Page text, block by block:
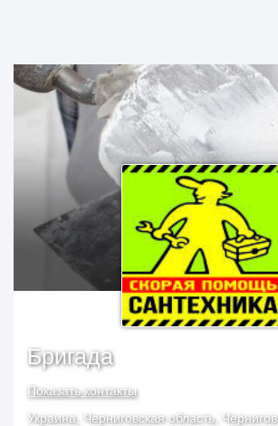
Бригада
Показать контакты
Украина, Черниговская область, Чернигов